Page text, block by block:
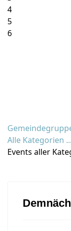
4
5
6
Alle Kategorien ...
Events aller